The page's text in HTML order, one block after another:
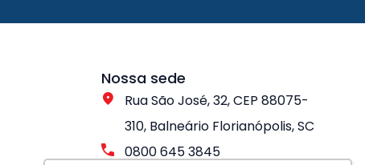
Nossa sede
Rua São José, 32, CEP 88075-
310, Balneário Florianópolis, SC
0800 645 3845